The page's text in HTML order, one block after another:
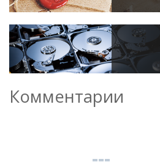
Комментарии